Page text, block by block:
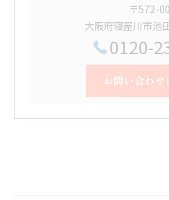
〒572-
大阪府寝屋川市池
0120-
お問い合わせ